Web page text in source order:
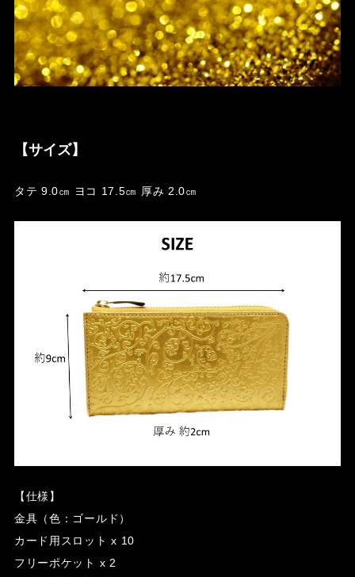
【サイズ】
タテ 9.0㎝ ヨコ 17.5㎝ 厚み 2.0㎝
【仕様】
金具（色：ゴールド）
カード用スロット x 10
フリーポケット x 2